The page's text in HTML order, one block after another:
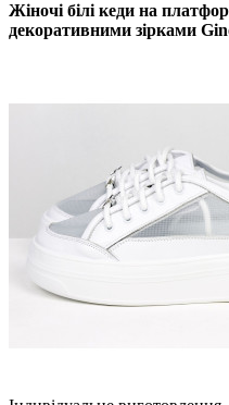
Жіночі білі кеди на
декоративними зірками